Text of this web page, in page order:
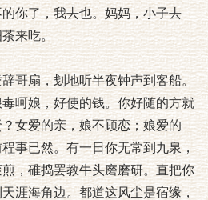
你了，我去也。妈妈，小子去
来吃。
哥扇，刬地听半夜钟声到客船。
呵娘，好使的钱。你好随的方就
女爱的亲，娘不顾恋；娘爱的
事已然。有一日你无常到九泉，
，碓捣罢教牛头磨磨研。直把你
涯海角边。都道这风尘是宿缘，